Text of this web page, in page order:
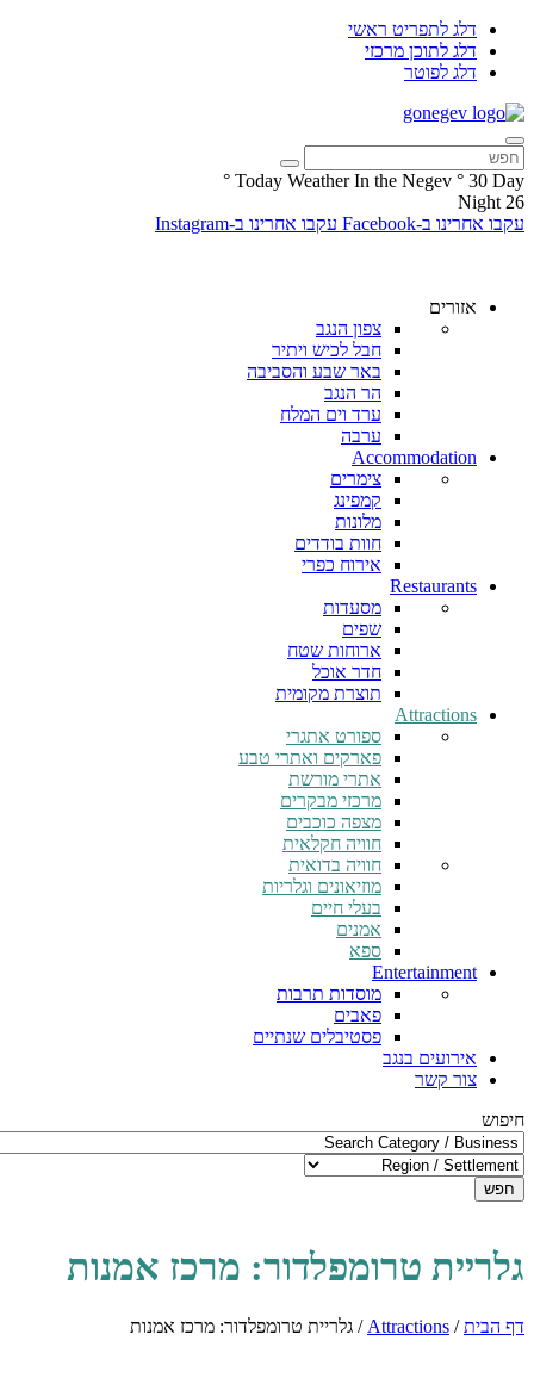
דלג לתפריט ראשי
דלג לתוכן מרכזי
דלג לפוטר
Today Weather In the Negev ° 30 Day
°
26
Night
עקבו אחרינו ב-Facebook
עקבו אחרינו ב-Instagram
אזורים
צפון הנגב
חבל לכיש ויתיר
באר שבע והסביבה
הר הנגב
ערד וים המלח
ערבה
Accommodation
צימרים
קמפינג
מלונות
חוות בודדים
אירוח כפרי
Restaurants
מסעדות
שפים
ארוחות שטח
חדר אוכל
תוצרת מקומית
Attractions
ספורט אתגרי
פארקים ואתרי טבע
אתרי מורשת
מרכזי מבקרים
מצפה כוכבים
חוויה חקלאית
חוויה בדואית
מוזיאונים וגלריות
בעלי חיים
אמנים
ספא
Entertainment
מוסדות תרבות
פאבים
פסטיבלים שנתיים
אירועים בנגב
צור קשר
חיפוש
חפש
גלריית טרומפלדור: מרכז אמנות
דף הבית/
Attractions
/ גלריית טרומפלדור: מרכז אמנות